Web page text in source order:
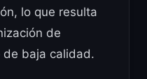
lo que resulta
de
de baja calidad.